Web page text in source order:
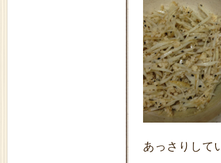
あっさりして